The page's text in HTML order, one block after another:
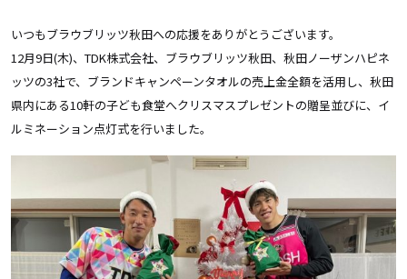
いつもブラウブリッツ秋田への応援をありがとうございます。
12月9日(木)、TDK株式会社、ブラウブリッツ秋田、秋田ノーザンハピネ
ッツの3社で、ブランドキャンペーンタオルの売上金全額を活用し、秋田
県内にある10軒の子ども食堂へクリスマスプレゼントの贈呈並びに、イ
ルミネーション点灯式を行いました。